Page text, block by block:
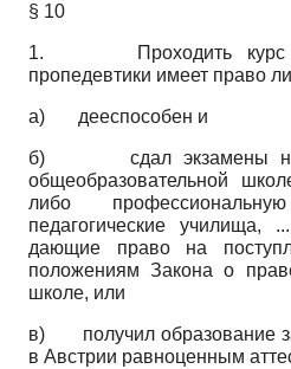
§ 10
1. Проходить курс
пропедевтики имеет право
а) дееспособен и
б) сдал экзамены на
общеобразовательной
либо
педагогические училища,
дающие право на
положениям Закона о
школе, или
в) получил образование
в Австрии равноценным